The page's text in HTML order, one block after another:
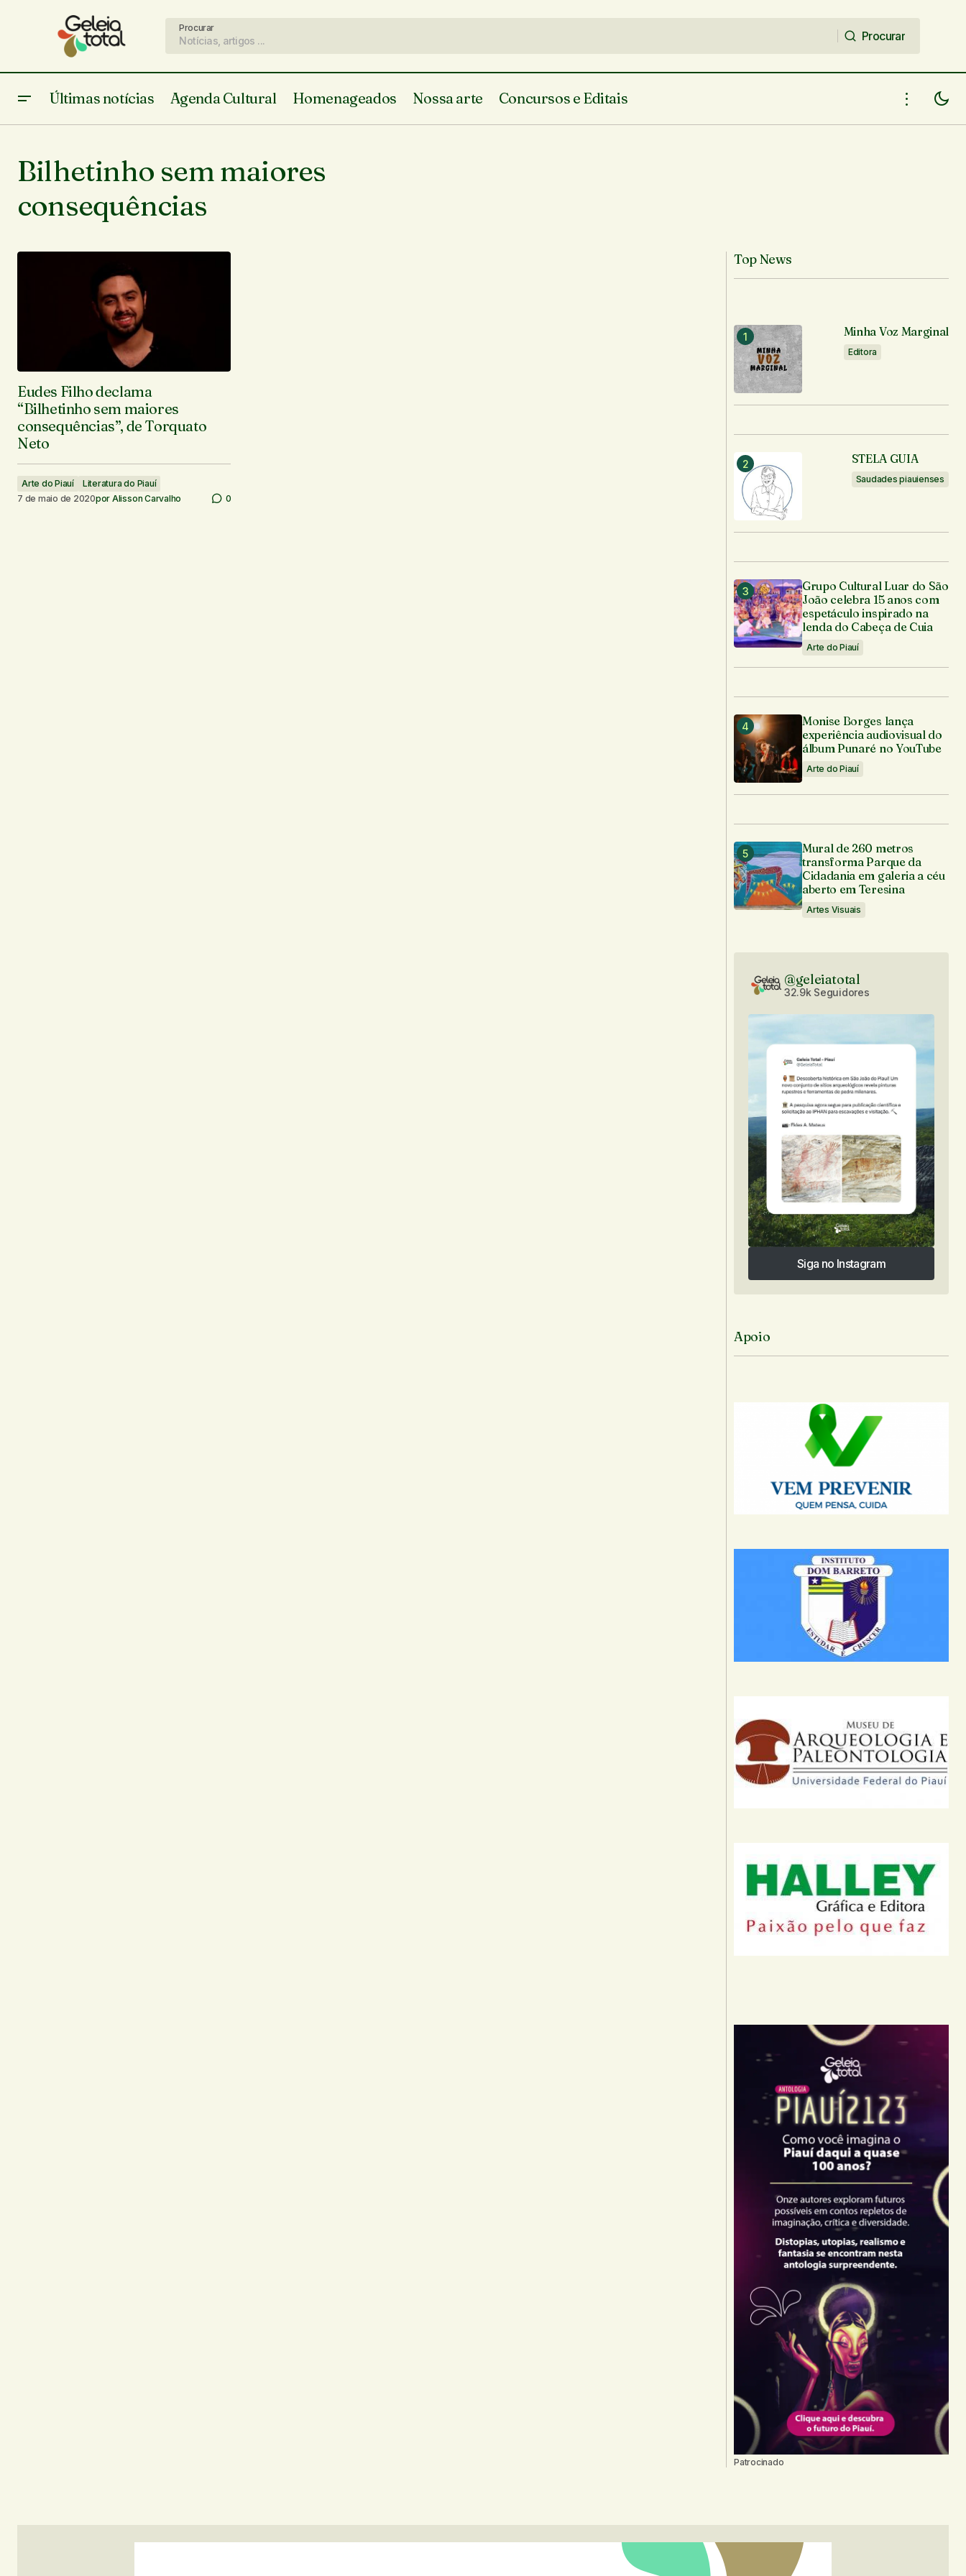
Procurar
Procurar
Últimas notícias Agenda Cultural Homenageados Nossa arte Concursos e Editais
Bilhetinho sem maiores
consequências
Eudes Filho declama
“Bilhetinho sem maiores
consequências”, de Torquato
Neto
Arte do Piauí
Literatura do Piauí
7 de maio de 2020por Alisson Carvalho 0
Top News
Minha Voz Marginal
Editora
STELA GUIA
Saudades piauienses
Grupo Cultural Luar do São
João celebra 15 anos com
espetáculo inspirado na
lenda do Cabeça de Cuia
Arte do Piauí
Monise Borges lança
experiência audiovisual do
álbum Punaré no YouTube
Arte do Piauí
Mural de 260 metros
transforma Parque da
Cidadania em galeria a céu
aberto em Teresina
Artes Visuais
@geleiatotal
32.9k Seguidores
Siga no Instagram
Siga no Instagram
Apoio
Patrocinado